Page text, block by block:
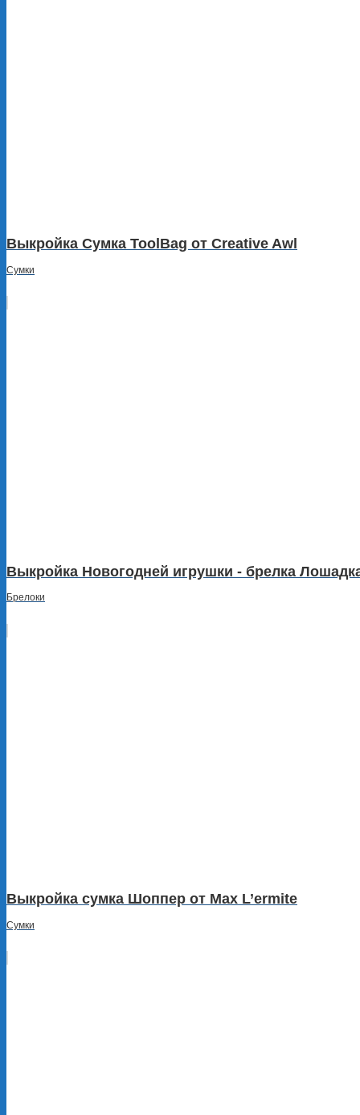
Выкройка Сумка ToolBag от Creative Awl
Сумки
Выкройка Новогодней игрушки - брелка
Брелоки
Выкройка сумка Шоппер от Max L’ermite
Сумки